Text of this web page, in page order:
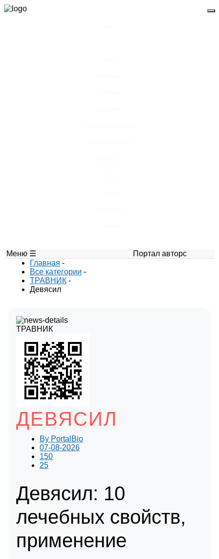
Меню ☰
Портал авторских материалов по
Главная -
Все категории -
ТРАВНИК -
Девясил
ТРАВНИК
ДЕВЯСИЛ
By PortalBio
07-08-2026
150
25
Девясил: 10
лечебных свойств,
применение